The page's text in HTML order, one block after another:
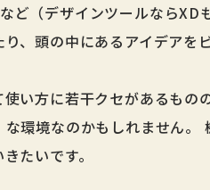
ど（デザインツールならXD
、頭の中にあるアイデアを
使い方に若干クセがあるもの
な環境なのかもしれません
たいです。